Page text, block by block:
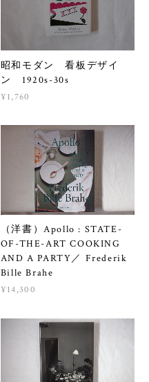
昭和モダン 看板デザイ
ン 1920s-30s
¥1,760
（洋書）Apollo : STATE-
OF-THE-ART COOKING
AND A PARTY／ Frederik
Bille Brahe
¥14,300